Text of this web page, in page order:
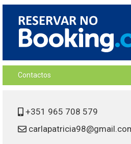
Contactos
+351 965 708 579